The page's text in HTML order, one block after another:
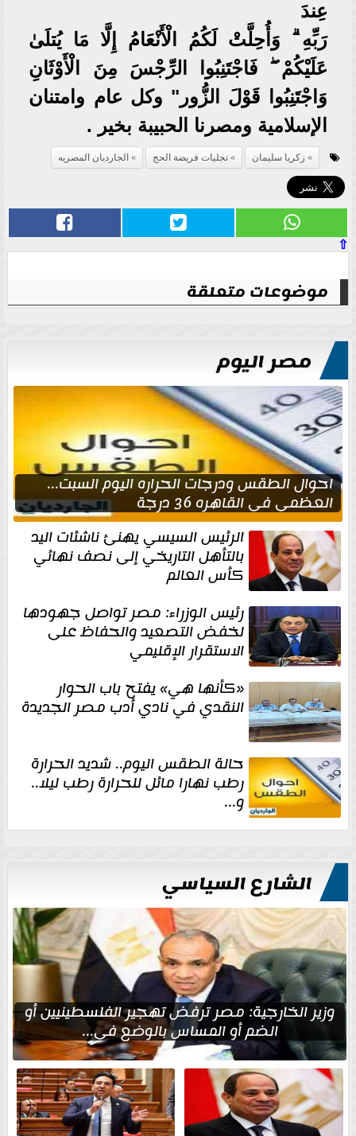
عِندَ
رَبِّهِ ۗ وَأُحِلَّتْ لَكُمُ الْأَنْعَامُ إِلَّا مَا يُتلَىٰ
عَلَيْكُمْ ۖ فَاجْتَنِبُوا الرِّجْسَ مِنَ الْأَوْثَانِ
وَاجْتَنِبُوا قَوْلَ الزُّور" وكل عام وامتنان
الإسلامية ومصرنا الحبيبة بخير .
زكريا سليمان تجليات فريضة الحج الجارديان المصريه
⇧
موضوعات متعلقة
مصر اليوم
احوال الطقس ودرجات الحراره اليوم السبت...
العظمى في القاهره 36 درجة
الرئيس السيسي يهنئ ناشئات اليد
بالتأهل التاريخي إلى نصف نهائي
كأس العالم
رئيس الوزراء: مصر تواصل جهودها
لخفض التصعيد والحفاظ على
الاستقرار الإقليمي
«كأنها هي» يفتح باب الحوار
النقدي في نادي أدب مصر الجديدة
حالة الطقس اليوم.. شديد الحرارة
رطب نهارا مائل للحرارة رطب ليلا..
و...
الشارع السياسي
وزير الخارجية: مصر ترفض تهجير الفلسطينيين أو
الضم أو المساس بالوضع في...